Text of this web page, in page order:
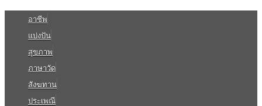
อาชีพ
แบ่งปัน
สุขภาพ
ภาษาวัด
สังฆทาน
ประเพณี